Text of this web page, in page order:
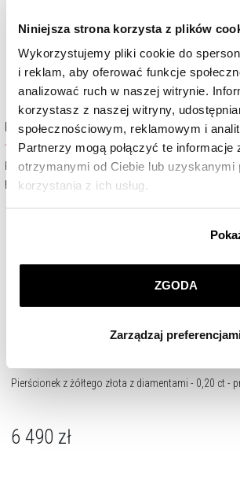
Niniejsza strona korzysta z plików
Wykorzystujemy pliki cookie do
i reklam, aby oferować funkcje
analizować ruch w naszej witrynie.
korzystasz z naszej witryny,
społecznościowym, reklamowym i
Partnerzy mogą połączyć te informacje
otrzymanymi od Ciebie lub uzyskanymi
korzystania z ich usług.
przez nas plików cookie znajdziesz w
korzystamy. Możesz również wybrać
dokonać zmiany wybranych przez
ZGODA
Zarządzaj
Kolekcja Pierścionki zaręczynowe
Pierścionek zaręczynowyApart to symbol
ponadczasowego piękna.
Pierścionek z żółtego złota z diamentami - 0,20 ct -
6 490 zł